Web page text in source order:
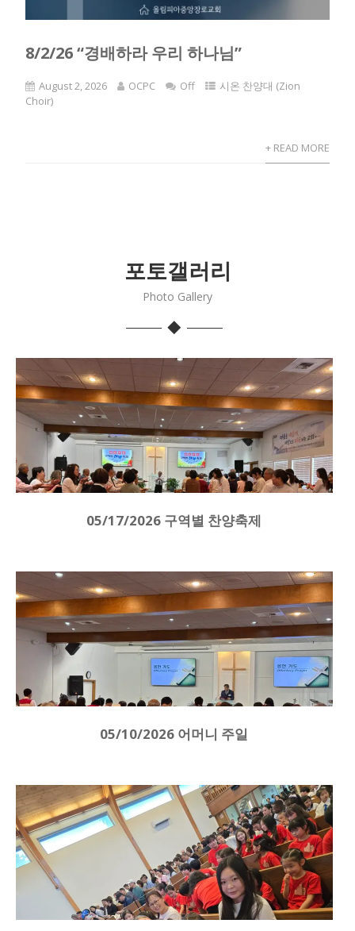
8/2/26 “경배하라 우리 하나님”
August 2, 2026 OCPC Off
시온 찬양대 (Zion
Choir)
+ READ MORE
포토갤러리
Photo Gallery
05/17/2026 구역별 찬양축제
05/10/2026 어머니 주일